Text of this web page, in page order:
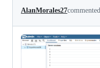
AlanMorales27commented